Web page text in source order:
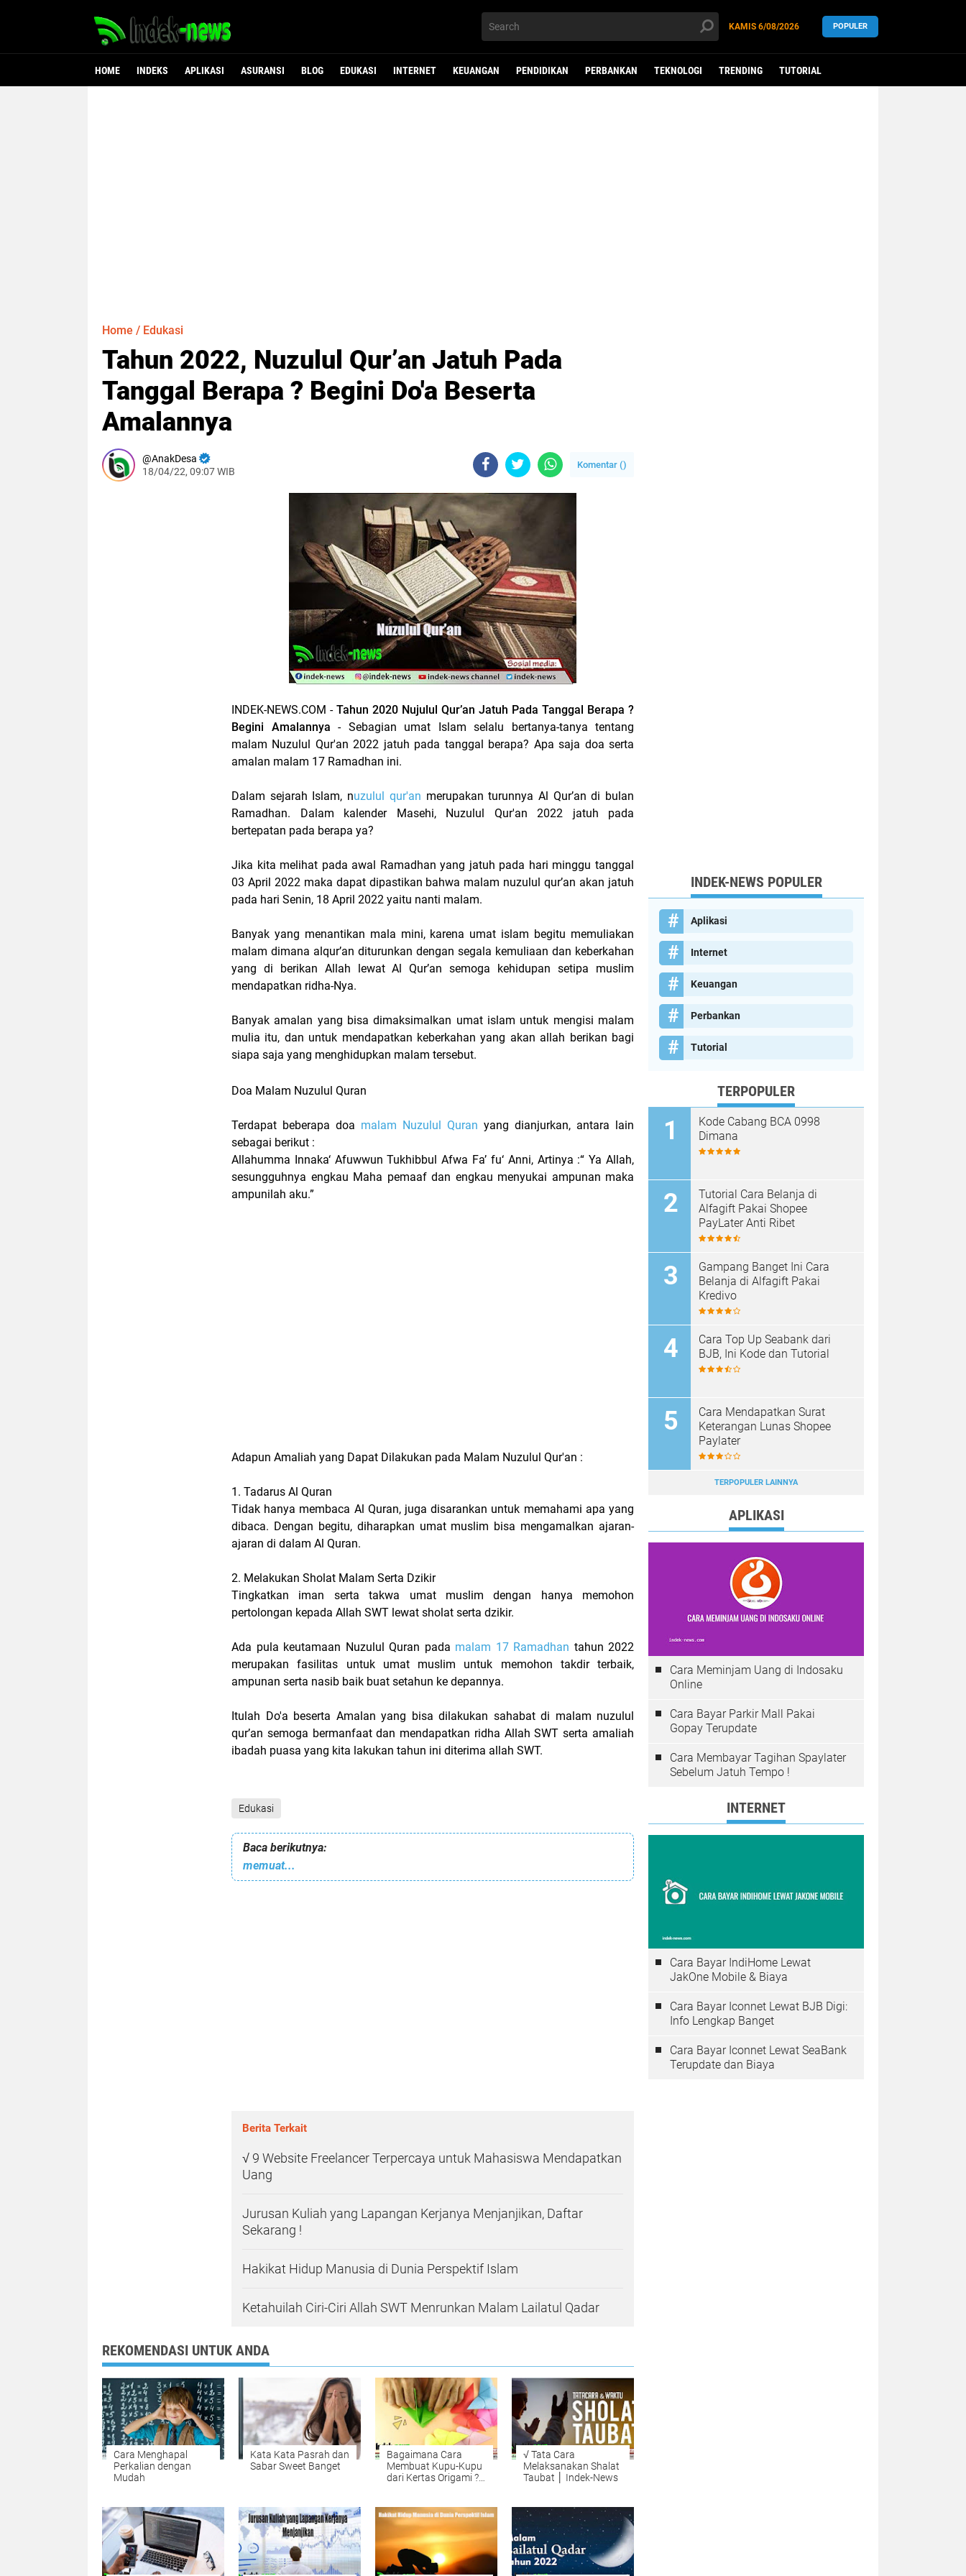
KAMIS 6/08/2026 POPULER
HOME INDEKS APLIKASI ASURANSI BLOG EDUKASI INTERNET KEUANGAN PENDIDIKAN PERBANKAN TEKNOLOGI TRENDING TUTORIAL
Home / Edukasi
Tahun 2022, Nuzulul Qur’an Jatuh Pada
Tanggal Berapa ? Begini Do'a Beserta
Amalannya
AnakDesa
18/04/22, 09:07 WIB
Komentar ()
INDEK-NEWS.COM - Tahun 2020 Nujulul Qur’an Jatuh Pada Tanggal Berapa ?
Begini Amalannya - Sebagian umat Islam selalu bertanya-tanya tentang
malam Nuzulul Qur'an 2022 jatuh pada tanggal berapa? Apa saja doa serta
amalan malam 17 Ramadhan ini.
Dalam sejarah Islam, nuzulul qur'an merupakan turunnya Al Qur’an di bulan
Ramadhan. Dalam kalender Masehi, Nuzulul Qur'an 2022 jatuh pada
bertepatan pada berapa ya?
Jika kita melihat pada awal Ramadhan yang jatuh pada hari minggu tanggal
03 April 2022 maka dapat dipastikan bahwa malam nuzulul qur’an akan jatuh
pada hari Senin, 18 April 2022 yaitu nanti malam.
Banyak yang menantikan mala mini, karena umat islam begitu memuliakan
malam dimana alqur’an diturunkan dengan segala kemuliaan dan keberkahan
yang di berikan Allah lewat Al Qur’an semoga kehidupan setipa muslim
mendapatkan ridha-Nya.
Banyak amalan yang bisa dimaksimalkan umat islam untuk mengisi malam
mulia itu, dan untuk mendapatkan keberkahan yang akan allah berikan bagi
siapa saja yang menghidupkan malam tersebut.
Doa Malam Nuzulul Quran
Terdapat beberapa doa malam Nuzulul Quran yang dianjurkan, antara lain
sebagai berikut :
Allahumma Innaka‘ Afuwwun Tukhibbul Afwa Fa’ fu‘ Anni, Artinya :“ Ya Allah,
sesungguhnya engkau Maha pemaaf dan engkau menyukai ampunan maka
ampunilah aku.”
Adapun Amaliah yang Dapat Dilakukan pada Malam Nuzulul Qur'an :
1. Tadarus Al Quran
Tidak hanya membaca Al Quran, juga disarankan untuk memahami apa yang
dibaca. Dengan begitu, diharapkan umat muslim bisa mengamalkan ajaran-
ajaran di dalam Al Quran.
2. Melakukan Sholat Malam Serta Dzikir
Tingkatkan iman serta takwa umat muslim dengan hanya memohon
pertolongan kepada Allah SWT lewat sholat serta dzikir.
Ada pula keutamaan Nuzulul Quran pada malam 17 Ramadhan tahun 2022
merupakan fasilitas untuk umat muslim untuk memohon takdir terbaik,
ampunan serta nasib baik buat setahun ke depannya.
Itulah Do'a beserta Amalan yang bisa dilakukan sahabat di malam nuzulul
qur’an semoga bermanfaat dan mendapatkan ridha Allah SWT serta amaliah
ibadah puasa yang kita lakukan tahun ini diterima allah SWT.
Edukasi
Baca berikutnya:
memuat...
Berita Terkait
√ 9 Website Freelancer Terpercaya untuk Mahasiswa Mendapatkan
Uang
Jurusan Kuliah yang Lapangan Kerjanya Menjanjikan, Daftar
Sekarang !
Hakikat Hidup Manusia di Dunia Perspektif Islam
Ketahuilah Ciri-Ciri Allah SWT Menrunkan Malam Lailatul Qadar
REKOMENDASI UNTUK ANDA
Cara Menghapal
Perkalian dengan
Mudah
Kata Kata Pasrah dan
Sabar Sweet Banget
Bagaimana Cara
Membuat Kupu-Kupu
dari Kertas Origami ?
√ Tata Cara
Melaksanakan Shalat
Taubat │ Indek-News
INDEK-NEWS POPULER
Aplikasi
Internet
Keuangan
Perbankan
Tutorial
TERPOPULER
Kode Cabang BCA 0998
Dimana
Tutorial Cara Belanja di
Alfagift Pakai Shopee
PayLater Anti Ribet
Gampang Banget Ini Cara
Belanja di Alfagift Pakai
Kredivo
Cara Top Up Seabank dari
BJB, Ini Kode dan Tutorial
Cara Mendapatkan Surat
Keterangan Lunas Shopee
Paylater
TERPOPULER LAINNYA
APLIKASI
Cara Meminjam Uang di Indosaku
Online
Cara Bayar Parkir Mall Pakai
Gopay Terupdate
Cara Membayar Tagihan Spaylater
Sebelum Jatuh Tempo !
INTERNET
Cara Bayar IndiHome Lewat
JakOne Mobile & Biaya
Cara Bayar Iconnet Lewat BJB Digi:
Info Lengkap Banget
Cara Bayar Iconnet Lewat SeaBank
Terupdate dan Biaya